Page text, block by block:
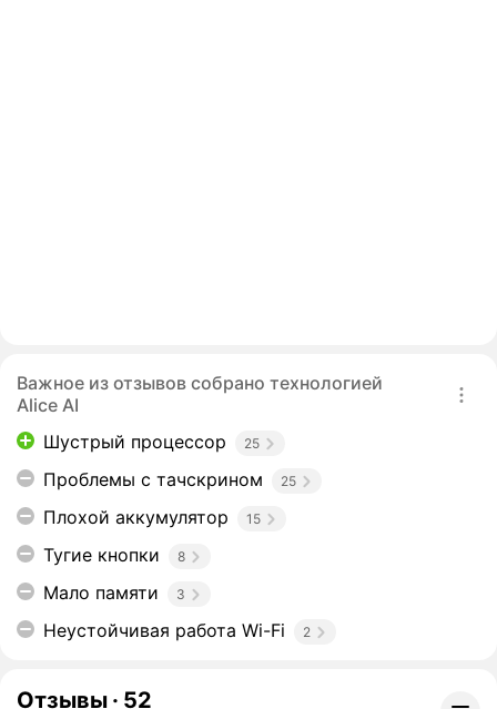
Важное из отзывов собрано технологией
Alice AI
Шустрый процессор
25
Проблемы с тачскрином 25
Плохой аккумулятор 15
Тугие кнопки 8
Мало памяти 3
Неустойчивая работа Wi-Fi 2
Отзывы · 52